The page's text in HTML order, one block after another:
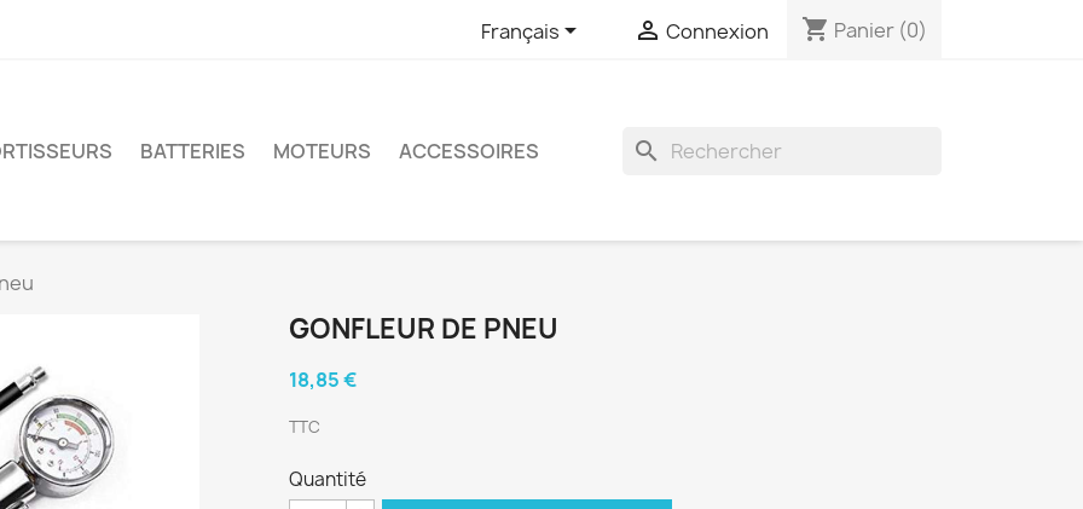
Français  Connexion shopping_cart Panier (0)
BATTERIES MOTEURS ACCESSOIRES search
GONFLEUR DE PNEU
18,85 €
TTC
Quantité